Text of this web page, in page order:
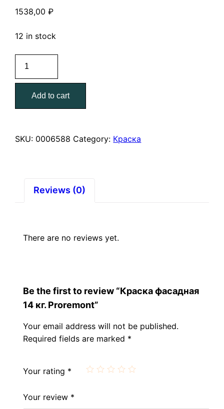
1538,00₽
12 in stock
фасадная
14
Proremont
Add to cart
SKU: 0006588 Category: Краска
Reviews (0)
There are no reviews yet.
Be the first to review “Краска фасадная
14 кг. Proremont”
Your email address will not be published.
Required fields are marked *
Your rating *
Your review *